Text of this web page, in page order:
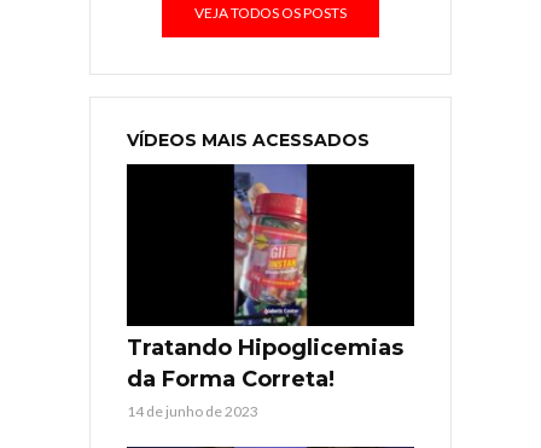
VEJA TODOS OS POSTS
VÍDEOS MAIS ACESSADOS
Tratando Hipoglicemias
da Forma Correta!
14 de junho de 2023